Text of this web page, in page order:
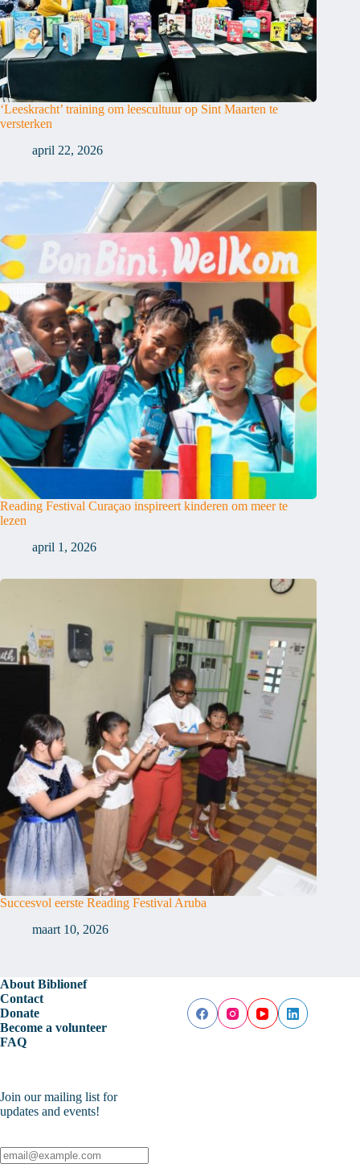
‘Leeskracht’ training om leescultuur op Sint Maarten te
versterken
april 22, 2026
Reading Festival Curaçao inspireert kinderen om meer te
lezen
april 1, 2026
Succesvol eerste Reading Festival Aruba
maart 10, 2026
About Biblionef
Contact
Donate
Become a volunteer
FAQ
Join our mailing list for
updates and events!